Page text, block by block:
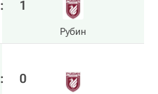
: 1
Рубин
: 0